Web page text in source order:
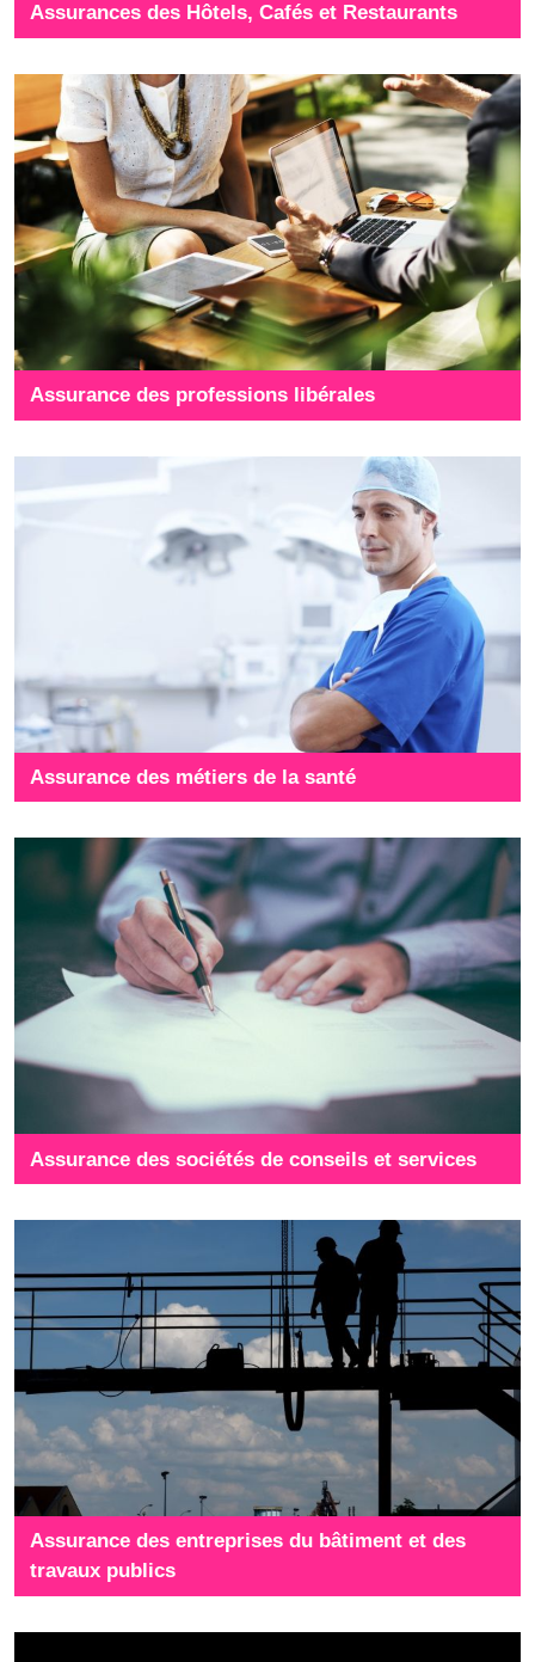
Assurances des Hôtels, Cafés et Restaurants
Assurance des professions libérales
Assurance des métiers de la santé
Assurance des sociétés de conseils et services
Assurance des entreprises du bâtiment et des
travaux publics